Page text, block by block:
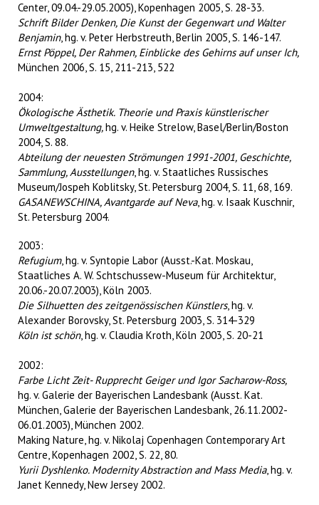
Center, 09.04.-29.05.2005), Kopenhagen 2005, S. 28-33.
Schrift Bilder Denken, Die Kunst der Gegenwart und Walter
Benjamin, hg. v. Peter Herbstreuth, Berlin 2005, S. 146-147.
Ernst Pöppel, Der Rahmen, Einblicke des Gehirns auf unser Ich,
München 2006, S. 15, 211-213, 522
2004:
Ökologische Ästhetik. Theorie und Praxis künstlerischer
Umweltgestaltung,hg. v. Heike Strelow, Basel/Berlin/Boston
2004, S. 88.
Abteilung der neuesten Strömungen 1991-2001, Geschichte,
Sammlung, Ausstellungen, hg. v. Staatliches Russisches
Museum/Jospeh Koblitsky, St. Petersburg 2004, S. 11, 68, 169.
GASANEWSCHINA, Avantgarde auf Neva, hg. v. Isaak Kuschnir,
St. Petersburg 2004.
2003:
Refugium, hg. v. Syntopie Labor (Ausst.-Kat. Moskau,
Staatliches A. W. Schtschussew-Museum für Architektur,
20.06.-20.07.2003), Köln 2003.
Die Silhuetten des zeitgenössischen Künstlers, hg. v.
Alexander Borovsky, St. Petersburg 2003, S. 314-329
Köln ist schön, hg. v. Claudia Kroth, Köln 2003, S. 20-21
2002:
Farbe Licht Zeit- Rupprecht Geiger und Igor Sacharow-Ross,
hg. v. Galerie der Bayerischen Landesbank (Ausst. Kat.
München, Galerie der Bayerischen Landesbank, 26.11.2002-
06.01.2003), München 2002.
Making Nature, hg. v. Nikolaj Copenhagen Contemporary Art
Centre, Kopenhagen 2002, S. 22, 80.
Yurii Dyshlenko. Modernity Abstraction and Mass Media, hg. v.
Janet Kennedy, New Jersey 2002.